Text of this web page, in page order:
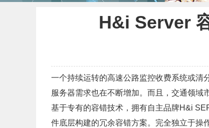
H&i Server
一个持续运转的高速公路监控收费系统或清
服务器需求也在不断增加。而且，交通领域
基于专有的容错技术，拥有自主品牌H&i
件底层构建的冗余容错方案。完全独立于操